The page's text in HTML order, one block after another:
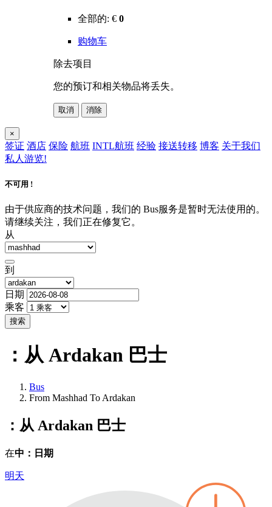
全部的: € 0
购物车
除去项目
您的预订和相关物品将丢失。
取消 消除
×
签证 酒店 保险 航班 INTL航班 经验 接送转移 博客 关于我们
私人游览!
不可用 !
由于供应商的技术问题，我们的 Bus服务是暂时无法使用的。
请继续关注，我们正在修复它。
从
到
日期
乘客
搜索
：从 Ardakan 巴士
Bus
From Mashhad To Ardakan
：从 Ardakan 巴士
在中：日期
明天